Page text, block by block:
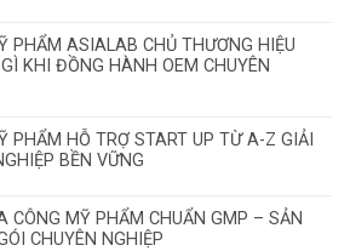
PHẨM ASIALAB CHỦ THƯƠNG HIỆU
KHI ĐỒNG HÀNH OEM CHUYÊN
PHẨM HỖ TRỢ START UP TỪ A-Z GIẢI
BỀN VỮNG
CÔNG MỸ PHẨM CHUẨN GMP – SẢN
CHUYÊN NGHIỆP